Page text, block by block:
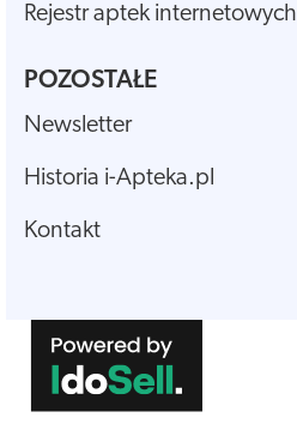
Rejestr aptek internetowych
POZOSTAŁE
Newsletter
Historia i-Apteka.pl
Kontakt